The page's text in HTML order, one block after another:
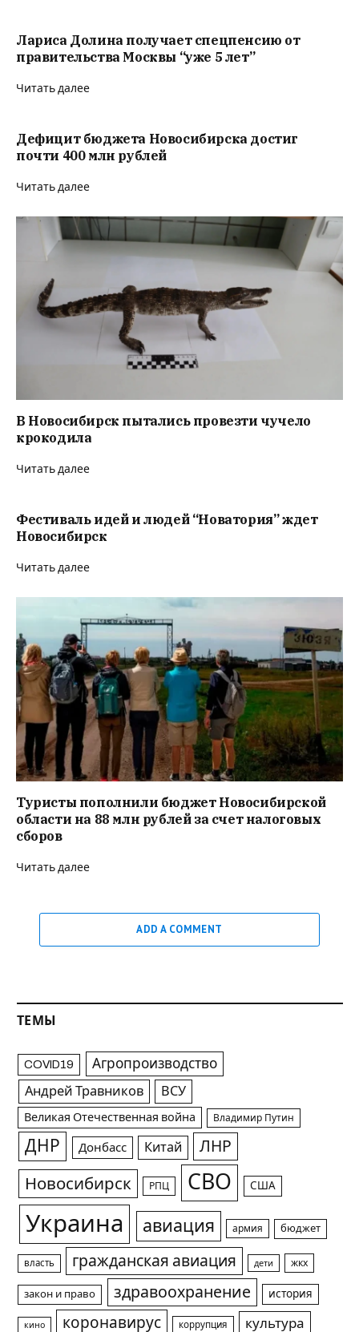
Лариса Долина получает спецпенсию от
правительства Москвы “уже 5 лет”
Читать далее
Дефицит бюджета Новосибирска достиг
почти 400 млн рублей
Читать далее
В Новосибирск пытались провезти чучело
крокодила
Читать далее
Фестиваль идей и людей “Новатория” ждет
Новосибирск
Читать далее
Туристы пополнили бюджет Новосибирской
области на 88 млн рублей за счет налоговых
сборов
Читать далее
ADD A COMMENT
ТЕМЫ
COVID19 Агропроизводство
Андрей Травников ВСУ
Великая Отечественная война Владимир Путин
ДНР Донбасс Китай ЛНР
Новосибирск РПЦ СВО США
Украина авиация армия бюджет
власть гражданская авиация дети жкх
закон и право здравоохранение история
кино коронавирус коррупция
культура